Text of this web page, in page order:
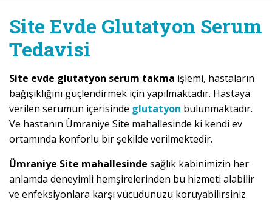
Site Evde Glutatyon Serum
Tedavisi
Site evde glutatyon serum takma işlemi, hastaların
bağışıklığını güçlendirmek için yapılmaktadır. Hastaya
verilen serumun içerisinde glutatyon bulunmaktadır.
Ve hastanın Ümraniye Site mahallesinde ki kendi ev
ortamında konforlu bir şekilde verilmektedir.
Ümraniye Site mahallesinde sağlık kabinimizin her
anlamda deneyimli hemşirelerinden bu hizmeti alabilir
ve enfeksiyonlara karşı vücudunuzu koruyabilirsiniz.